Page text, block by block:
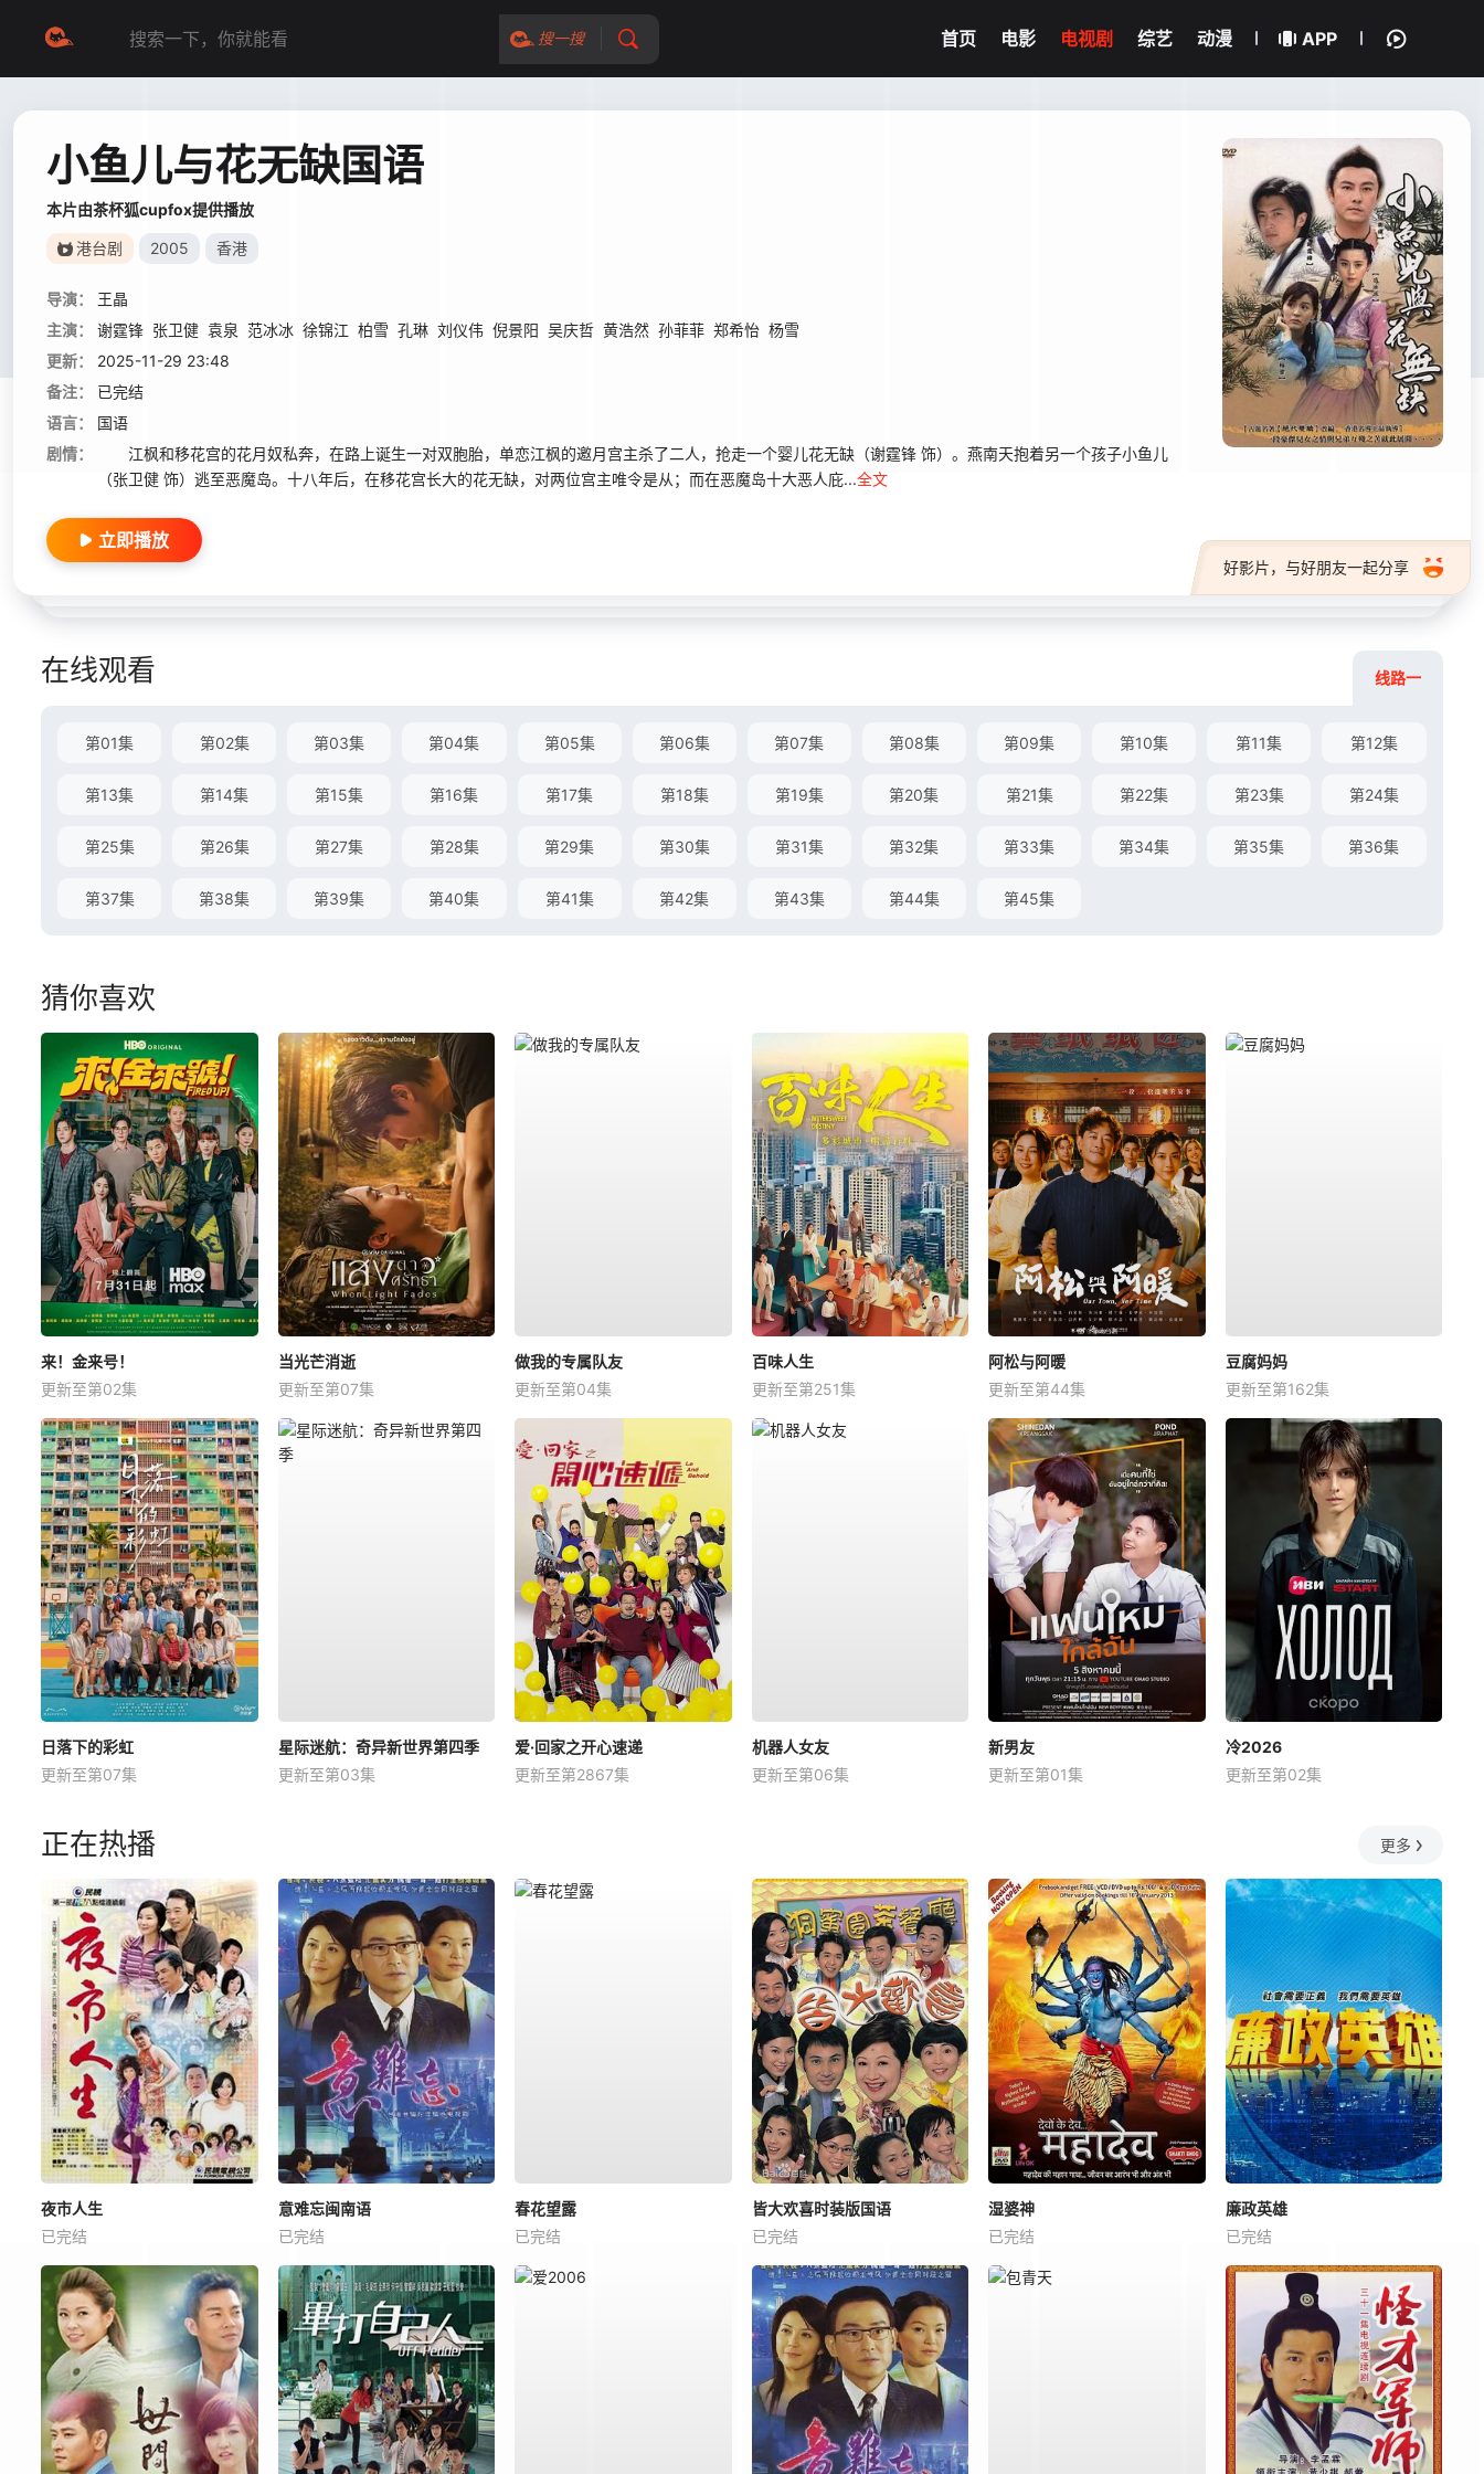
搜一搜 首页 电影 电视剧 综艺 动漫 APP
小鱼儿与花无缺国语
本片由茶杯狐cupfox提供播放
港台剧 2005 香港
导演：
王晶
主演：
谢霆锋 张卫健 袁泉 范冰冰 徐锦江 柏雪 孔琳 刘仪伟 倪景阳 吴庆哲 黄浩然 孙菲菲 郑希怡 杨雪
更新：
2025-11-29 23:48
备注：
已完结
语言：
国语
剧情：
江枫和移花宫的花月奴私奔，在路上诞生一对双胞胎，单恋江枫的邀月宫主杀了二人，抢走一个婴儿花无缺（谢霆锋 饰）。燕南天抱着另一个孩子小鱼儿
（张卫健 饰）逃至恶魔岛。十八年后，在移花宫长大的花无缺，对两位宫主唯令是从；而在恶魔岛十大恶人庇...全文
好影片，与好朋友一起分享
立即播放
在线观看 线路一
第01集 第02集 第03集 第04集 第05集 第06集 第07集 第08集 第09集 第10集 第11集 第12集
第13集 第14集 第15集 第16集 第17集 第18集 第19集 第20集 第21集 第22集 第23集 第24集
第25集 第26集 第27集 第28集 第29集 第30集 第31集 第32集 第33集 第34集 第35集 第36集
第37集 第38集 第39集 第40集 第41集 第42集 第43集 第44集 第45集
猜你喜欢
来！金来号！
更新至第02集
当光芒消逝
更新至第07集
做我的专属队友
更新至第04集
百味人生
更新至第251集
阿松与阿暖
更新至第44集
豆腐妈妈
更新至第162集
日落下的彩虹
更新至第07集
星际迷航：奇异新世界第四季
更新至第03集
爱·回家之开心速递
更新至第2867集
机器人女友
更新至第06集
新男友
更新至第01集
冷2026
更新至第02集
正在热播 更多
夜市人生
已完结
意难忘闽南语
已完结
春花望露
已完结
皆大欢喜时装版国语
已完结
湿婆神
已完结
廉政英雄
已完结